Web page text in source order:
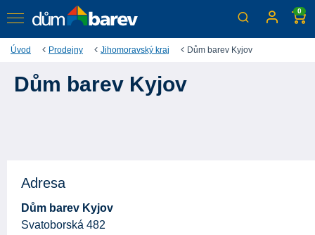
0
Úvod Prodejny Jihomoravský kraj Dům barev Kyjov
Dům barev Kyjov
Adresa
Dům barev Kyjov
Svatoborská 482